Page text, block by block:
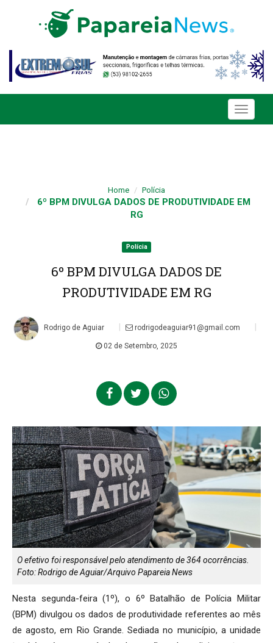
Toggle
Home Polícia
6º BPM DIVULGA DADOS DE PRODUTIVIDADE EM
RG
Polícia
6º BPM DIVULGA DADOS DE
PRODUTIVIDADE EM RG
Rodrigo de Aguiar rodrigodeaguiar91@gmail.com
02 de Setembro, 2025
O efetivo foi responsável pelo atendimento de 364 ocorrências.
Foto: Rodrigo de Aguiar/Arquivo Papareia News
Nesta segunda-feira (1º), o 6º Batalhão de Polícia Militar
(BPM) divulgou os dados de produtividade referentes ao mês
de agosto, em Rio Grande. Sediada no município, a unidade